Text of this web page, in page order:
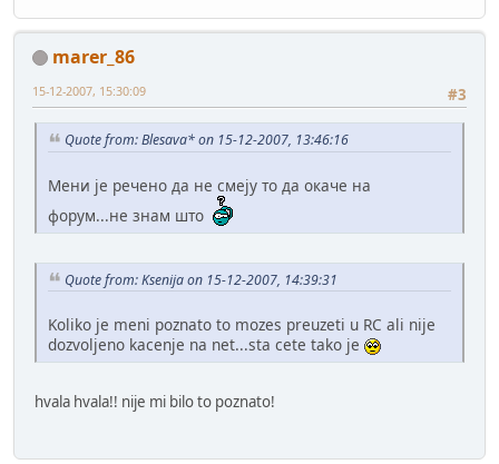
marer_86
#3
15-12-2007, 15:30:09
Quote from: Blesava* on 15-12-2007, 13:46:16
Мени је речено да не смеју то да окаче на
форум...не знам што
Quote from: Ksenija on 15-12-2007, 14:39:31
Koliko je meni poznato to mozes preuzeti u RC ali nije
dozvoljeno kacenje na net...sta cete tako je
hvala hvala!! nije mi bilo to poznato!